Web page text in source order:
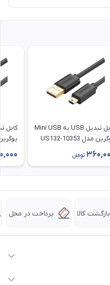
کابل تبدیل USB به Mini USB
یوگرین مدل US132-10353
تومان
کالا پرداخت در محل